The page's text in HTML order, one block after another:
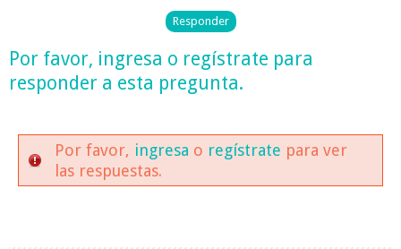
Por favor, ingresa o regístrate para
responder a esta pregunta.
Por favor, ingresa o regístrate para ver
las respuestas.